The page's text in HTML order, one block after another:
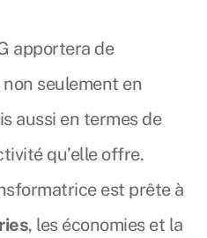
apportera de
seulement en
aussi en termes de
qu’elle offre.
est prête à
, les économies et la